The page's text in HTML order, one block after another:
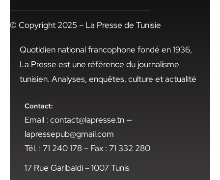
© Copyright 2025 – La Presse de Tunisie
Quotidien national francophone fondé en 1936,
La Presse est une référence du journalisme
tunisien. Analyses, enquêtes, culture et actualité
Contact:
Email : contact@lapresse.tn —
lapressepub@gmail.com
Tél. : 71 240 178 – Fax : 71 332 280
17 Rue Garibaldi – 1007 Tunis